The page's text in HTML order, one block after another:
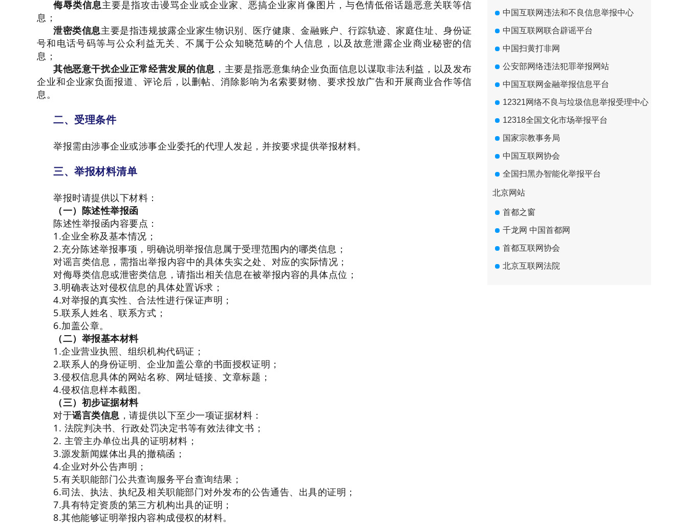
侮辱类信息主要是指攻击谩骂企业或企业家、恶搞企业家肖像图片，与色情低俗话题恶意关联等信
息；
泄密类信息主要是指违规披露企业家生物识别、医疗健康、金融账户、行踪轨迹、家庭住址、身份证
号和电话号码等与公众利益无关、不属于公众知晓范畴的个人信息，以及故意泄露企业商业秘密的信
息；
其他恶意干扰企业正常经营发展的信息 ，主要是指恶意集纳企业负面信息以谋取非法利益，以及发布
企业和企业家负面报道、评论后，以删帖、消除影响为名索要财物、要求投放广告和开展商业合作等信
息。
二、受理条件
举报需由涉事企业或涉事企业委托的代理人发起，并按要求提供举报材料。
三、举报材料清单
举报时请提供以下材料：
（一）陈述性举报函
陈述性举报函内容要点：
1.企业全称及基本情况；
2.充分陈述举报事项，明确说明举报信息属于受理范围内的哪类信息；
对谣言类信息，需指出举报内容中的具体失实之处、对应的实际情况；
对侮辱类信息或泄密类信息，请指出相关信息在被举报内容的具体点位；
3.明确表达对侵权信息的具体处置诉求；
4.对举报的真实性、合法性进行保证声明；
5.联系人姓名、联系方式；
6.加盖公章。
（二）举报基本材料
1.企业营业执照、组织机构代码证；
2.联系人的身份证明、企业加盖公章的书面授权证明；
3.侵权信息具体的网站名称、网址链接、文章标题；
4.侵权信息样本截图。
（三）初步证据材料
对于谣言类信息 ，请提供以下至少一项证据材料：
1. 法院判决书、行政处罚决定书等有效法律文书；
2. 主管主办单位出具的证明材料；
3.源发新闻媒体出具的撤稿函；
4.企业对外公告声明；
5.有关职能部门公共查询服务平台查询结果；
6.司法、执法、执纪及相关职能部门对外发布的公告通告、出具的证明；
7.具有特定资质的第三方机构出具的证明；
8.其他能够证明举报内容构成侵权的材料。
中国互联网违法和不良信息举报中心
中国互联网联合辟谣平台
中国扫黄打非网
公安部网络违法犯罪举报网站
中国互联网金融举报信息平台
12321网络不良与垃圾信息举报受理中心
12318全国文化市场举报平台
国家宗教事务局
中国互联网协会
全国扫黑办智能化举报平台
北京网站
首都之窗
千龙网 中国首都网
首都互联网协会
北京互联网法院